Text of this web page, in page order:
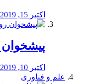
اکتبر 15, 2019
اکتبر 10, 2019
علم و فناوری